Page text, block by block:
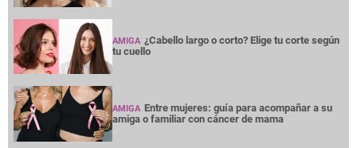
AMIGA ¿Cabello largo o corto? Elige tu corte según
tu cuello
AMIGA Entre mujeres: guía para acompañar a su
amiga o familiar con cáncer de mama